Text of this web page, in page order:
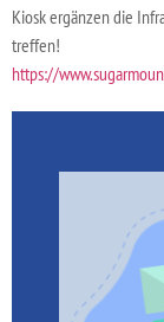
Kiosk ergänzen die
treffen!
https://